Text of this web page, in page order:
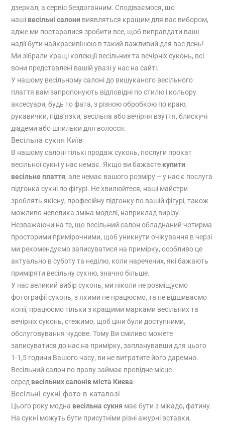
дзеркал, а сервіс бездоганним. Сподіваємося, що
наші весільні салони виявляться кращим для вас вибором,
адже ми постаралися зробити все, щоб виправдати ваші
надії бути найкрасивішою в такий важливий для вас день!
Ми зібрали кращі колекції весільних та вечірніх суконь, всі
вони представлені вашій увазі у нас на сайті.
У нашому весільному салоні до вишуканого весільного
плаття вам запропонують відповідні по стилю і кольору
аксесуари, будь то фата, з різною обробкою по краю,
рукавички, підв’язки, весільна або вечірня взуття, блискучі
діадеми або шпильки для волосся.
Весільна сукня Київ
В нашому салоні тількі продаж суконь, послуги прокат
весільної сукні у нас немає. Якщо ви бажаєте купити
весільне плаття, але немає вашого розміру – у нас є послуга
підгонка сукні по фігурі. Не хвилюйтеся, наші майстри
зроблять якісну, професійну підгонку по вашій фігурі, також
можливо невелика зміна моделі, наприклад вирізу.
Незважаючи на те, що весільний салон обладнаний чотирма
просторими примірочними, щоб уникнути очікування в черзі
ми рекомендуємо записуватися на примірку, особливо це
актуально в суботу та неділю, коли наречених, які бажають
приміряти весільну сукню, значно більше.
У нас великий вибір суконь, ми ніколи не розміщуємо
фотографії суконь, з якими не працюємо, та не відшиваємо
копії, працюємо тільки з кращими марками весільних та
вечірніх суконь, стежимо, щоб ціни були доступними,
обслуговування чудове. Тому Ви сміливо можете
записуватися до нас на примірку, запланувавши для цього
1-1,5 години Вашого часу, ви не витратите його даремно.
Весільний салон по праву займає провідне місце
серед весільних салонів міста Києва.
Весільні сукні фото в каталозі
Цього року модна весільна сукня має бути з мікадо, фатину.
На сукні можуть бути присутніми різні ажурні вставки,